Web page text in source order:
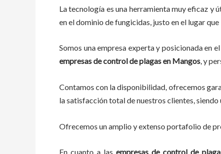
La tecnología es una herramienta muy eficaz
en el dominio de fungicidas, justo en el lugar
Somos una empresa experta y posicionada en
empresas de control de plagasen Mangos, y
Contamos con la disponibilidad, ofrecemos
la satisfacción total de nuestros clientes,
Ofrecemos un amplio y extenso portafolio de
En cuanto a las empresas de control de